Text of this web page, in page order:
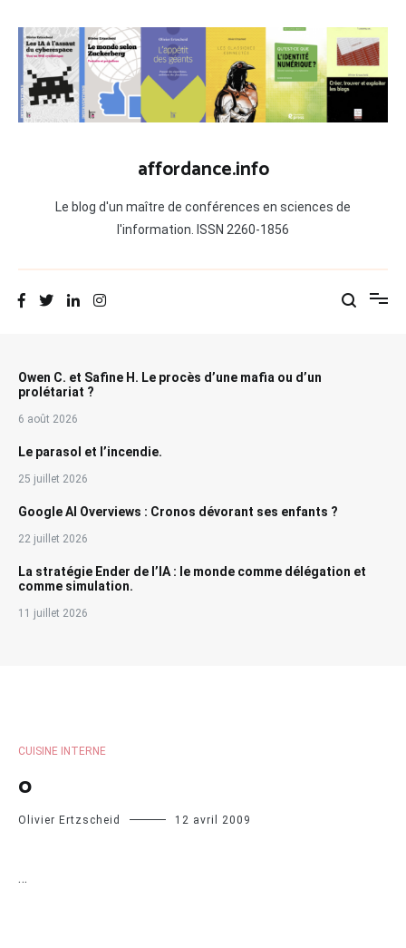
contenu
affordance.info
Le blog d'un maître de conférences en sciences de
l'information. ISSN 2260-1856
Owen C. et Safine H. Le procès d’une mafia ou d’un
prolétariat ?
6 août 2026
Le parasol et l’incendie.
25 juillet 2026
Google AI Overviews : Cronos dévorant ses enfants ?
22 juillet 2026
La stratégie Ender de l’IA : le monde comme délégation et
comme simulation.
11 juillet 2026
CUISINE INTERNE
o
Olivier Ertzscheid 12 avril 2009
…